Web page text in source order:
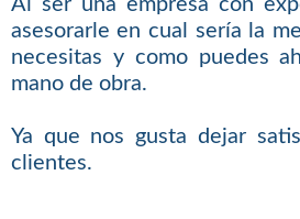
Al ser una empresa con
asesorarle en cual sería la
necesitas y como puedes
mano de obra.
Ya que nos gusta dejar
clientes.